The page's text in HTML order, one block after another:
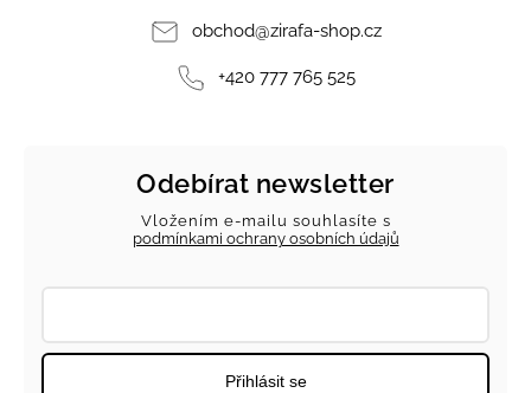
obchod@zirafa-shop.cz
+420 777 765 525
Odebírat newsletter
Vložením e-mailu souhlasíte s
podmínkami ochrany osobních údajů
Přihlásit se